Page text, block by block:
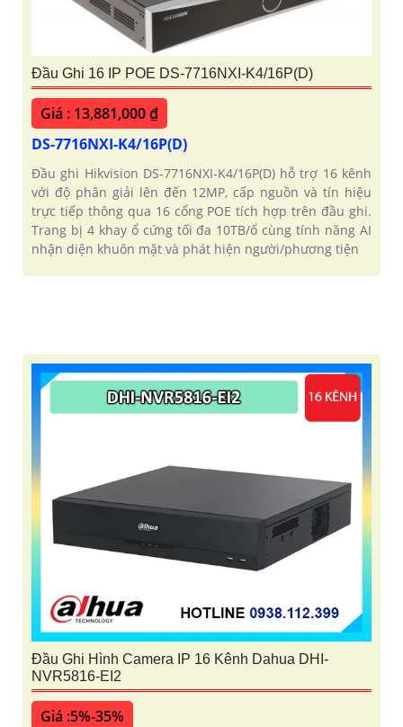
Đầu Ghi 16 IP POE DS-7716NXI-K4/16P(D)
Giá : 13,881,000 ₫
DS-7716NXI-K4/16P(D)
Đầu ghi Hikvision DS-7716NXI-K4/16P(D) hỗ trợ 16 kênh
với độ phân giải lên đến 12MP, cấp nguồn và tín hiệu
trực tiếp thông qua 16 cổng POE tích hợp trên đầu ghi.
Trang bị 4 khay ổ cứng tối đa 10TB/ổ cùng tính năng AI
nhận diện khuôn mặt và phát hiện người/phương tiện
Đầu Ghi Hình Camera IP 16 Kênh Dahua DHI-
NVR5816-EI2
Giá :5%-35%